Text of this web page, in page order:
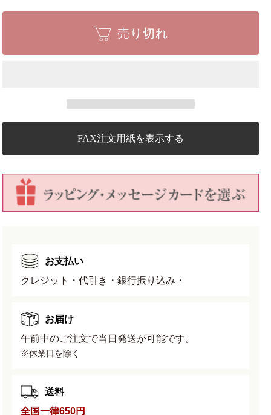
銅
き
#18
(1.2mm)
を
減
シ
銅
線
き
#18
(1.2mm)
を
増
売り切れ
FAX注文用紙を表示する
お支払い
クレジット・代引き・銀行振り込み・
お届け
午前中のご注文で当日発送が可能です。
※休業日を除く
送料
全国一律650円